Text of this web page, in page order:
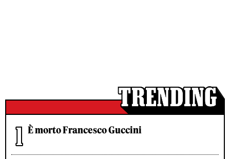
È morto Francesco Guccini